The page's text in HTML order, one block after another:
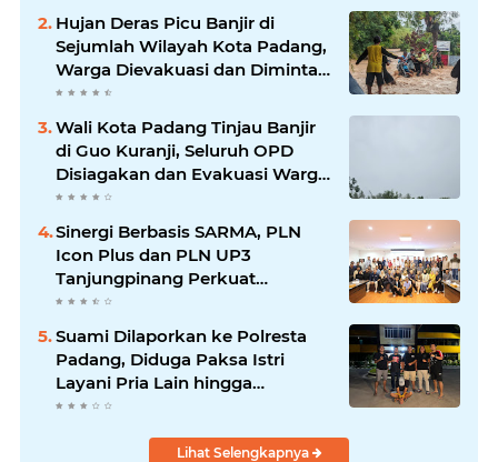
Hujan Deras Picu Banjir di
Sejumlah Wilayah Kota Padang,
Warga Dievakuasi dan Diminta
Waspada Banjir Susulan
Wali Kota Padang Tinjau Banjir
di Guo Kuranji, Seluruh OPD
Disiagakan dan Evakuasi Warga
Dipercepat
Sinergi Berbasis SARMA, PLN
Icon Plus dan PLN UP3
Tanjungpinang Perkuat
Kolaborasi Strategis
Suami Dilaporkan ke Polresta
Padang, Diduga Paksa Istri
Layani Pria Lain hingga
Berulang Kali
Lihat Selengkapnya